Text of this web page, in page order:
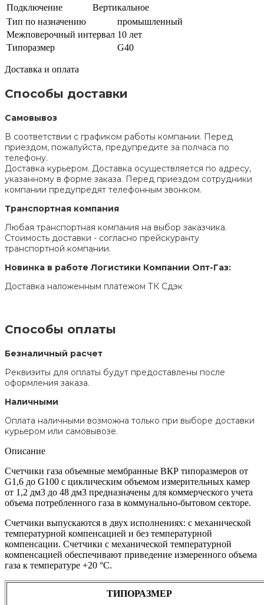
Подключение
Вертикальное
Тип по назначению
промышленный
Межповерочный интервал 10 лет
Типоразмер
G40
Доставка и оплата
Способы доставки
Самовывоз
В соответствии с графиком работы компании. Перед
приездом, пожалуйста, предупредите за полчаса по
телефону.
Доставка курьером. Доставка осуществляется по адресу,
указанному в форме заказа. Перед приездом сотрудники
компании предупредят телефонным звонком.
Транспортная компания
Любая транспортная компания на выбор заказчика.
Стоимость доставки - согласно прейскуранту
транспортной компании.
Новинка в работе Логистики Компании Опт-Газ:
Доставка наложенным платежом ТК Сдэк
Способы оплаты
Безналичный расчет
Реквизиты для оплаты будут предоставлены после
оформления заказа.
Наличными
Оплата наличными возможна только при выборе доставки
курьером или самовывозе.
Описание
Счетчики газа объемные мембранные ВКР типоразмеров от
G1,6 до G100 с циклическим объемом измерительных камер
от 1,2 дм3 до 48 дм3 предназначены для коммерческого учета
объема потребленного газа в коммунально-бытовом секторе.
Счетчики выпускаются в двух исполнениях: с механической
температурной компенсацией и без температурной
компенсации. Счетчики с механической температурной
компенсацией обеспечивают приведение измеренного объема
газа к температуре +20 °С.
ТИПОРАЗМЕР